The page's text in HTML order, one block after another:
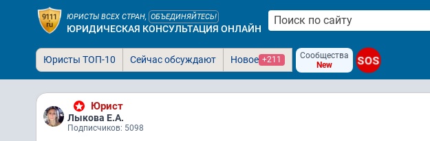
ЮРИСТЫ ВСЕХ СТРАН, ОБЪЕДИНЯЙТЕСЬ!
ЮРИДИЧЕСКАЯ КОНСУЛЬТАЦИЯ ОНЛАЙН
Юристы ТОП-10 Сейчас обсуждают Новое +211
Сообщества
New
SOS
Юрист
Лыкова Е.А.
Подписчиков: 5098